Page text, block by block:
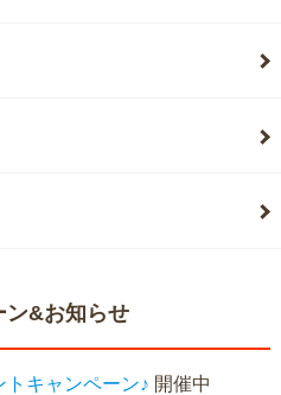
ン&お知らせ
キャンペーン♪ 開催中